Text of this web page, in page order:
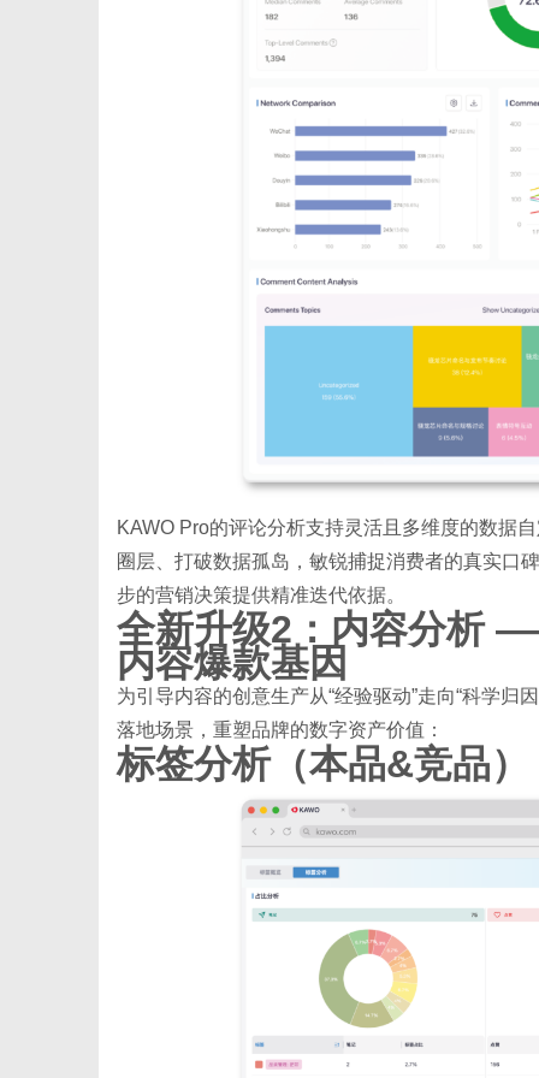
KAWO Pro的评论分析支持灵活且多维度的数据
圈层、打破数据孤岛，敏锐捕捉消费者的真实口
步的营销决策提供精准迭代依据。
全新升级2：内容分析
内容爆款基因
为引导内容的创意生产从“经验驱动”走向“科学归
落地场景，重塑品牌的数字资产价值：
标签分析（本品&竞品）